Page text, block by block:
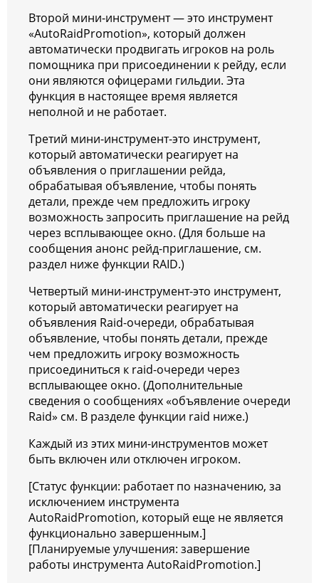
Второй мини-инструмент — это инструмент
«AutoRaidPromotion», который должен
автоматически продвигать игроков на роль
помощника при присоединении к рейду, если
они являются офицерами гильдии. Эта
функция в настоящее время является
неполной и не работает.
Третий мини-инструмент-это инструмент,
который автоматически реагирует на
объявления о приглашении рейда,
обрабатывая объявление, чтобы понять
детали, прежде чем предложить игроку
возможность запросить приглашение на рейд
через всплывающее окно. (Для больше на
сообщения анонс рейд-приглашение, см.
раздел ниже функции RAID.)
Четвертый мини-инструмент-это инструмент,
который автоматически реагирует на
объявления Raid-очереди, обрабатывая
объявление, чтобы понять детали, прежде
чем предложить игроку возможность
присоединиться к raid-очереди через
всплывающее окно. (Дополнительные
сведения о сообщениях «объявление очереди
Raid» см. В разделе функции raid ниже.)
Каждый из этих мини-инструментов может
быть включен или отключен игроком.
[Статус функции: работает по назначению, за
исключением инструмента
AutoRaidPromotion, который еще не является
функционально завершенным.]
[Планируемые улучшения: завершение
работы инструмента AutoRaidPromotion.]